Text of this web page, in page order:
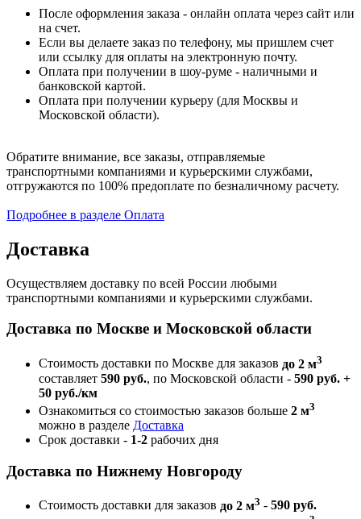
После оформления заказа - онлайн оплата через сайт или
на счет.
Если вы делаете заказ по телефону, мы пришлем счет
или ссылку для оплаты на электронную почту.
Оплата при получении в шоу-руме - наличными и
банковской картой.
Оплата при получении курьеру (для Москвы и
Московской области).
Обратите внимание, все заказы, отправляемые
транспортными компаниями и курьерскими службами,
отгружаются по 100% предоплате по безналичному расчету.
Подробнее в разделе Оплата
Доставка
Осуществляем доставку по всей России любыми
транспортными компаниями и курьерскими службами.
Доставка по Москве и Московской области
Стоимость доставки по Москве для заказов до 2 м3
составляет 590 руб., по Московской области - 590 руб. +
50 руб./км
Ознакомиться со стоимостью заказов больше 2 м3
можно в разделе Доставка
Срок доставки - 1-2 рабочих дня
Доставка по Нижнему Новгороду
Стоимость доставки для заказов до 2 м3 - 590 руб.